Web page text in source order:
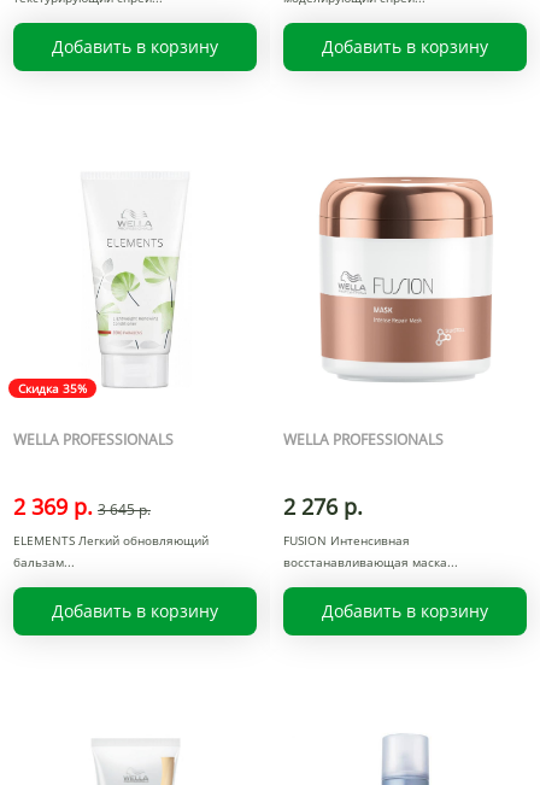
Добавить в корзину Добавить в корзину
Скидка 35%
WELLA PROFESSIONALS
2 369 р. 3 645 р.
ELEMENTS Легкий обновляющий
бальзам
Добавить в корзину
WELLA PROFESSIONALS
2 276 р.
FUSION Интенсивная
восстанавливающая маска
Добавить в корзину